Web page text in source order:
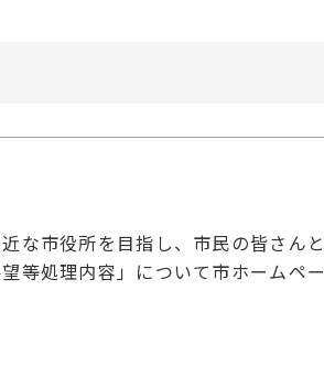
な市役所を目指し、市民の皆さんと
等処理内容」について市ホームペー